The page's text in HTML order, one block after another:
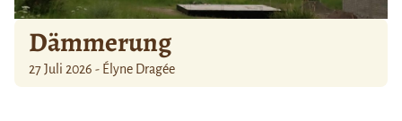
Dämmerung
27 Juli 2026 - Élyne Dragée